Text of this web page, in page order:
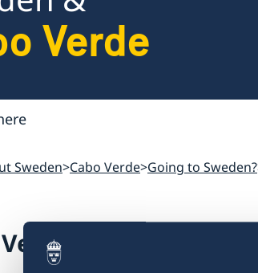
Verde
Sweden Cabo Verde Going to Sweden?